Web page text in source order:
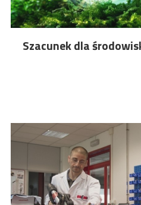
Szacunek dla